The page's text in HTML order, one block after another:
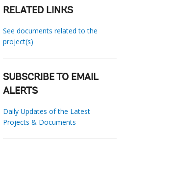
RELATED LINKS
See documents related to the
project(s)
SUBSCRIBE TO EMAIL
ALERTS
Daily Updates of the Latest
Projects & Documents